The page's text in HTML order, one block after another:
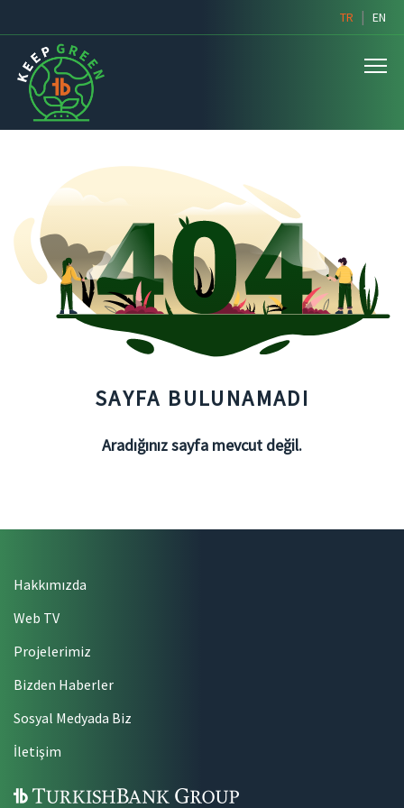
TR | EN
SAYFA BULUNAMADI
Aradığınız sayfa mevcut değil.
Hakkımızda
Web TV
Projelerimiz
Bizden Haberler
Sosyal Medyada Biz
İletişim